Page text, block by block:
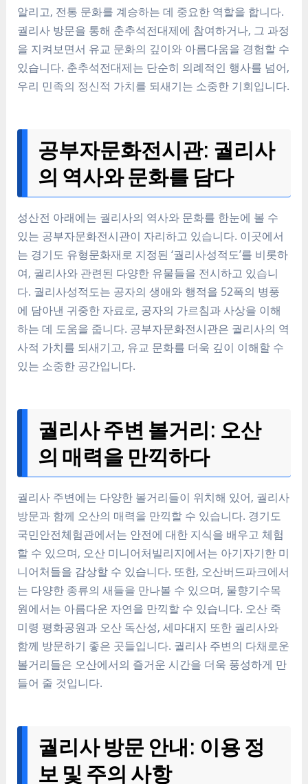
알리고, 전통 문화를 계승하는 데 중요한 역할을 합니다.
궐리사 방문을 통해 춘추석전대제에 참여하거나, 그 과정
을 지켜보면서 유교 문화의 깊이와 아름다움을 경험할 수
있습니다. 춘추석전대제는 단순히 의례적인 행사를 넘어,
우리 민족의 정신적 가치를 되새기는 소중한 기회입니다.
공부자문화전시관: 궐리사
의 역사와 문화를 담다
성산전 아래에는 궐리사의 역사와 문화를 한눈에 볼 수
있는 공부자문화전시관이 자리하고 있습니다. 이곳에서
는 경기도 유형문화재로 지정된 ‘궐리사성적도’를 비롯하
여, 궐리사와 관련된 다양한 유물들을 전시하고 있습니
다. 궐리사성적도는 공자의 생애와 행적을 52폭의 병풍
에 담아낸 귀중한 자료로, 공자의 가르침과 사상을 이해
하는 데 도움을 줍니다. 공부자문화전시관은 궐리사의 역
사적 가치를 되새기고, 유교 문화를 더욱 깊이 이해할 수
있는 소중한 공간입니다.
궐리사 주변 볼거리: 오산
의 매력을 만끽하다
궐리사 주변에는 다양한 볼거리들이 위치해 있어, 궐리사
방문과 함께 오산의 매력을 만끽할 수 있습니다. 경기도
국민안전체험관에서는 안전에 대한 지식을 배우고 체험
할 수 있으며, 오산 미니어처빌리지에서는 아기자기한 미
니어처들을 감상할 수 있습니다. 또한, 오산버드파크에서
는 다양한 종류의 새들을 만나볼 수 있으며, 물향기수목
원에서는 아름다운 자연을 만끽할 수 있습니다. 오산 죽
미령 평화공원과 오산 독산성, 세마대지 또한 궐리사와
함께 방문하기 좋은 곳들입니다. 궐리사 주변의 다채로운
볼거리들은 오산에서의 즐거운 시간을 더욱 풍성하게 만
들어 줄 것입니다.
궐리사 방문 안내: 이용 정
보 및 주의 사항